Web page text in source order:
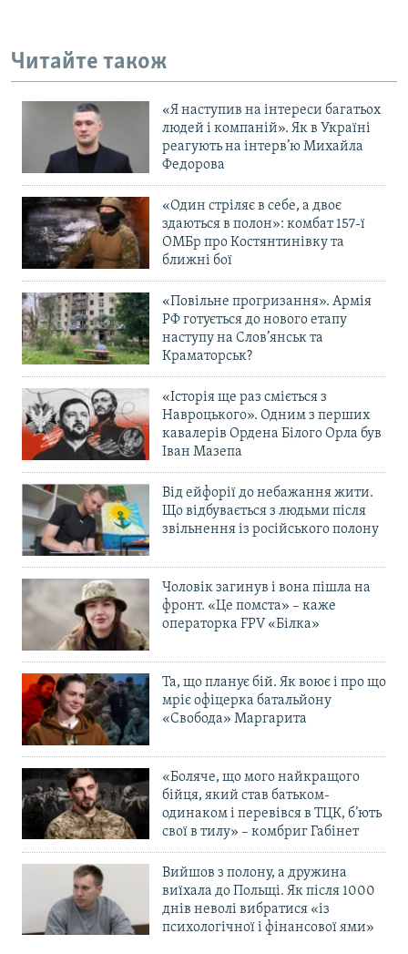
Читайте також
«Я наступив на інтереси багатьох
людей і компаній». Як в Україні
реагують на інтерв’ю Михайла
Федорова
«Один стріляє в себе, а двоє
здаються в полон»: комбат 157-ї
ОМБр про Костянтинівку та
ближні бої
«Повільне прогризання». Армія
РФ готується до нового етапу
наступу на Слов’янськ та
Краматорськ?
«Історія ще раз сміється з
Навроцького». Одним з перших
кавалерів Ордена Білого Орла був
Іван Мазепа
Від ейфорії до небажання жити.
Що відбувається з людьми після
звільнення із російського полону
Чоловік загинув і вона пішла на
фронт. «Це помста» – каже
операторка FPV «Білка»
Та, що планує бій. Як воює і про що
мріє офіцерка батальйону
«Свобода» Маргарита
«Боляче, що мого найкращого
бійця, який став батьком-
одинаком і перевівся в ТЦК, б’ють
свої в тилу» – комбриг Габінет
Вийшов з полону, а дружина
виїхала до Польщі. Як після 1000
днів неволі вибратися «із
психологічної і фінансової ями»